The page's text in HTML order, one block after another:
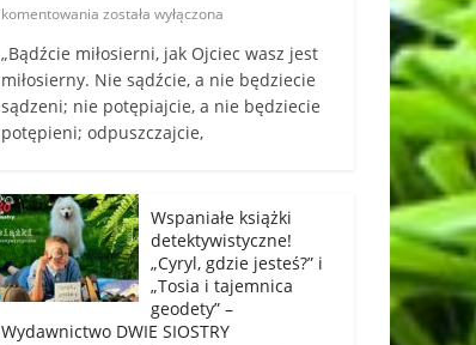
komentowania została wyłączona
„Bądźcie miłosierni, jak Ojciec wasz jest
miłosierny. Nie sądźcie, a nie będziecie
sądzeni; nie potępiajcie, a nie będziecie
potępieni; odpuszczajcie,
Wspaniałe książki
detektywistyczne!
„Cyryl, gdzie jesteś?” i
„Tosia i tajemnica
geodety” –
Wydawnictwo DWIE SIOSTRY